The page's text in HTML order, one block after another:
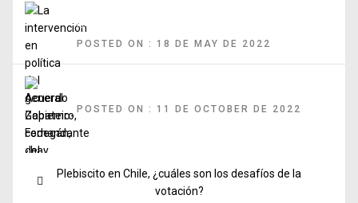
Ejército
POSTED ON : 18 DE MAY DE 2022
POSTED ON : 11 DE OCTOBER DE 2022
PostPrevious
Plebiscito en Chile, ¿cuáles son los desafíos de la
votación?